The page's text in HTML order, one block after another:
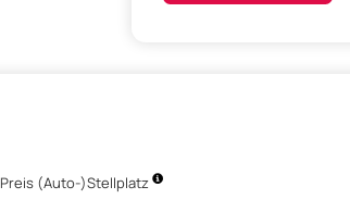
Preis (Auto-)Stellplatz